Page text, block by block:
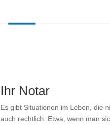
Ihr Notar
Es gibt Situationen im Leben, die
auch rechtlich. Etwa, wenn man